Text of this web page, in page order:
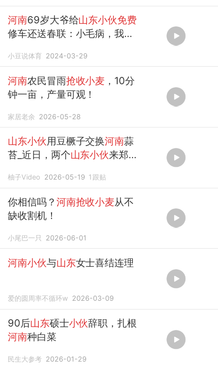
河南69岁大爷给山东小伙免费
修车还送春联：小毛病，我不
小豆说体育 2024-03-29
河南农民冒雨抢收小麦 ，10分
钟一亩，产量可观！
家居老余 2026-05-28
山东小伙用豆橛子交换河南蒜
苔_近日，两个山东小伙来郑州
柚子Video 2026-05-19 1 跟贴
你相信吗？ 河南抢收小麦从不
缺收割机！
小尾巴一只 2026-06-01
河南小伙与山东女士喜结连理
爱的圆周率不循环w 2026-03-09
90后山东硕士小伙辞职，扎根
河南种白菜
民生大参考 2026-01-29